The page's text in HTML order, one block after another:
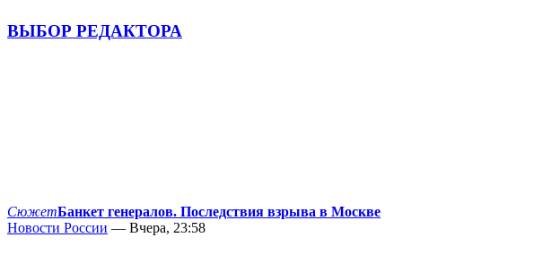
ВЫБОР РЕДАКТОРА
СюжетБанкет генералов. Последствия взрыва в Москве
Новости России — Вчера, 23:58